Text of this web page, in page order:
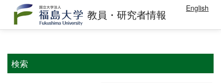
教員・研究者情報 English
検索